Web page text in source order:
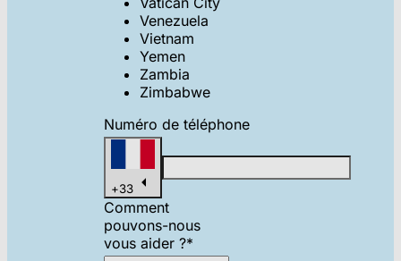
Venezuela
Vietnam
Yemen
Zambia
Zimbabwe
Numéro de téléphone
+33
Comment
pouvons-nous
vous aider ?*